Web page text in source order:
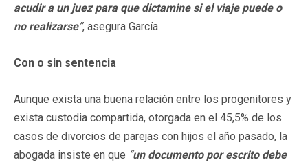
acudir a un juez para que dictamine si el viaje puede o
no realizarse”, asegura García.
Con o sin sentencia
Aunque exista una buena relación entre los progenitores y
exista custodia compartida, otorgada en el 45,5% de los
casos de divorcios de parejas con hijos el año pasado, la
abogada insiste en que “un documento por escrito debe